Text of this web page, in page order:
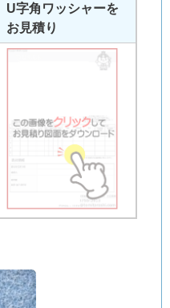
U字角ワッシャーを
お見積り